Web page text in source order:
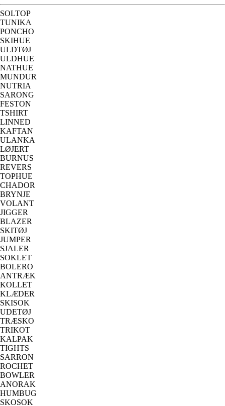
SOLTOP
TUNIKA
PONCHO
SKIHUE
ULDTØJ
ULDHUE
NATHUE
MUNDUR
NUTRIA
SARONG
FESTON
TSHIRT
LINNED
KAFTAN
ULANKA
LØJERT
BURNUS
REVERS
TOPHUE
CHADOR
BRYNJE
VOLANT
JIGGER
BLAZER
SKITØJ
JUMPER
SJALER
SOKLET
BOLERO
ANTRÆK
KOLLET
KLÆDER
SKISOK
UDETØJ
TRÆSKO
TRIKOT
KALPAK
TIGHTS
SARRON
ROCHET
BOWLER
ANORAK
HUMBUG
SKOSOK